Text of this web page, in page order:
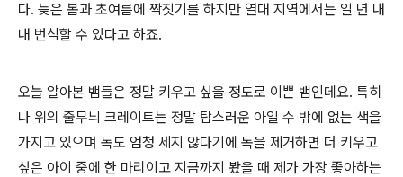
다. 늦은 봄과 초여름에 짝짓기를 하지만 열대 지역에서는 일 년 내
내 번식할 수 있다고 하죠.
오늘 알아본 뱀들은 정말 키우고 싶을 정도로 이쁜 뱀인데요. 특히
나 위의 줄무늬 크레이트는 정말 탐스러운 아일 수 밖에 없는 색을
가지고 있으며 독도 엄청 세지 않다기에 독을 제거하면 더 키우고
싶은 아이 중에 한 마리이고 지금까지 봤을 때 제가 가장 좋아하는